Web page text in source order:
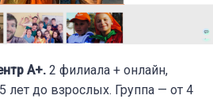
А+. 2 филиала + онлайн,
лет до взрослых. Группа — от 4